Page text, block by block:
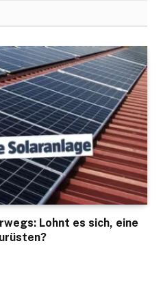
Lohnt es sich, eine